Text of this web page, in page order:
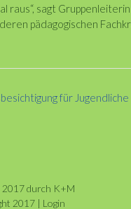
raus“, sagt
pädagogischen
für Jugendliche
durch K+M
2017 | Login